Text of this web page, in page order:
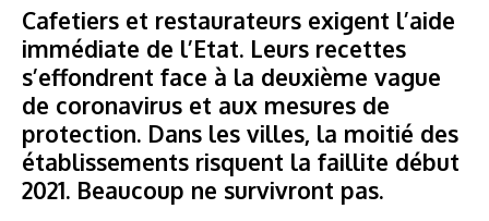
Cafetiers et restaurateurs exigent l’aide
immédiate de l’Etat. Leurs recettes
s’effondrent face à la deuxième vague
de coronavirus et aux mesures de
protection. Dans les villes, la moitié des
établissements risquent la faillite début
2021. Beaucoup ne survivront pas.